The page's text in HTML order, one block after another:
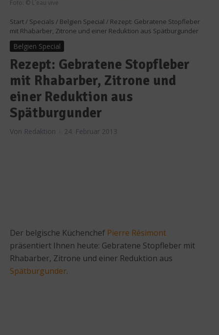
Foto: © L´eau vive
Start / Specials / Belgien Special / Rezept: Gebratene Stopfleber
mit Rhabarber, Zitrone und einer Reduktion aus Spätburgunder
Belgien Special
Rezept: Gebratene Stopfleber
mit Rhabarber, Zitrone und
einer Reduktion aus
Spätburgunder
Von Redaktion 24. Februar 2013
Der belgische Küchenchef Pierre Résimont
präsentiert Ihnen heute: Gebratene Stopfleber mit
Rhabarber, Zitrone und einer Reduktion aus
Spätburgunder.